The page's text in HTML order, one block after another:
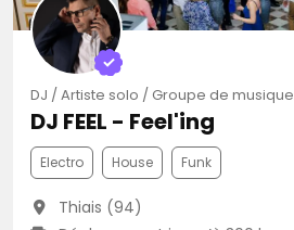
DJ / Artiste solo / Groupe de musique
DJ FEEL - Feel'ing
Electro House Funk
Thiais (94)